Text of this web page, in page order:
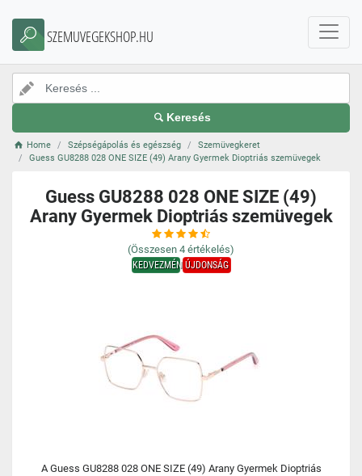
SZEMUVEGEKSHOP.HU
Keresés
Home Szépségápolás és egészség
Szemüvegkeret
Guess GU8288 028 ONE SIZE (49) Arany Gyermek Dioptriás szemüvegek
Guess GU8288 028 ONE SIZE (49)
Arany Gyermek Dioptriás szemüvegek
(Összesen 4 értékelés)
KEDVEZMÉNYÚJDONSÁG
A Guess GU8288 028 ONE SIZE (49) Arany Gyermek Dioptriás